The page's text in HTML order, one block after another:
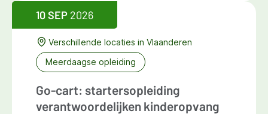
10 SEP 2026
Verschillende locaties in Vlaanderen
Meerdaagse opleiding
Go-cart: startersopleiding
verantwoordelijken kinderopvang